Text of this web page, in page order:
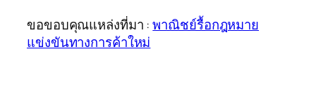
ขอขอบคุณแหล่งที่มา :พาณิชย์รื้อกฎหมาย
แข่งขันทางการค้าใหม่